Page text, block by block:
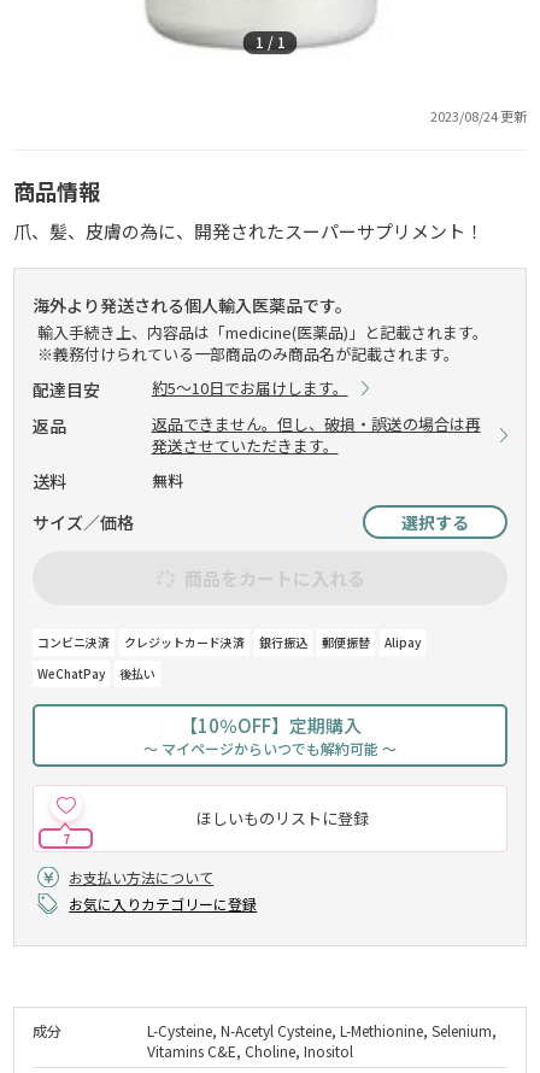
1 / 1
2023/08/24 更新
商品情報
爪、髪、皮膚の為に、開発されたスーパーサプリメント！
海外より発送される個人輸入医薬品です。
輸入手続き上、内容品は「medicine(医薬品)」と記載されます。
※義務付けられている一部商品のみ商品名が記載されます。
配達目安 約5～10日でお届けします。
返品
返品できません。但し、破損・誤送の場合は再
発送させていただきます。
送料 無料
サイズ／価格 選択する
商品をカートに入れる
コンビニ決済 クレジットカード決済 銀行振込 郵便振替
Alipay
WeChatPay
後払い
【10％OFF】定期購入
～ マイページからいつでも解約可能 ～
ほしいものリストに登録
7
お支払い方法について
お気に入りカテゴリーに登録
成分
L-Cysteine, N-Acetyl Cysteine, L-Methionine, Selenium,
Vitamins C&E, Choline, Inositol